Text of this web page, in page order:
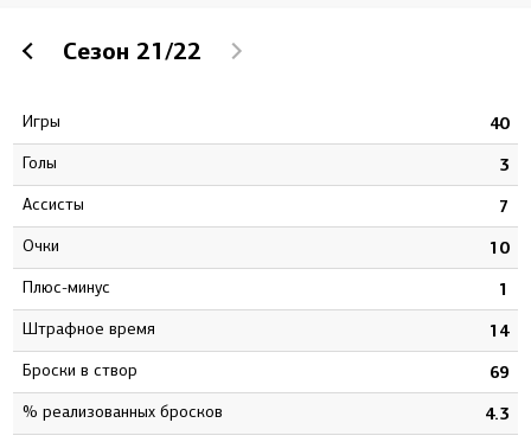
Сезон 21/22
Игры 40
Голы 3
Ассисты 7
Очки 10
Плюс-минус 1
штрафное время 14
Броски в створ 69
% реализованных бросков 4.3